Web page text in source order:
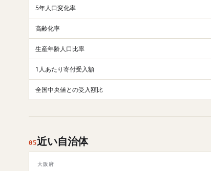
5年人口変化率
高齢化率
生産年齢人口比率
1人あたり寄付受入額
全国中央値との受入額比
05近い自治体
大阪府